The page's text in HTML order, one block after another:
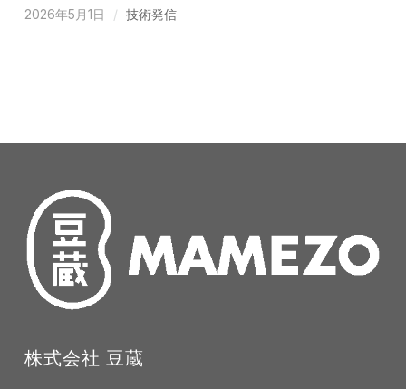
2026年5月1日 技術発信
株式会社 豆蔵